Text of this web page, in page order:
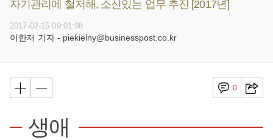
자기관리에 철저해, 소신있는 업무 추진 [2017년]
2017-02-15 09:01:08
이한재 기자 - piekielny@businesspost.co.kr
0
생애